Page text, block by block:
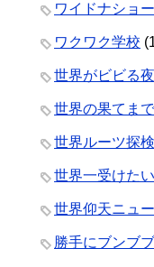
ワイドナショー
ワクワク学校
世界がビビる夜
世界の果てま
世界ルーツ探
世界一受けた
世界仰天ニュ
勝手にブンブ